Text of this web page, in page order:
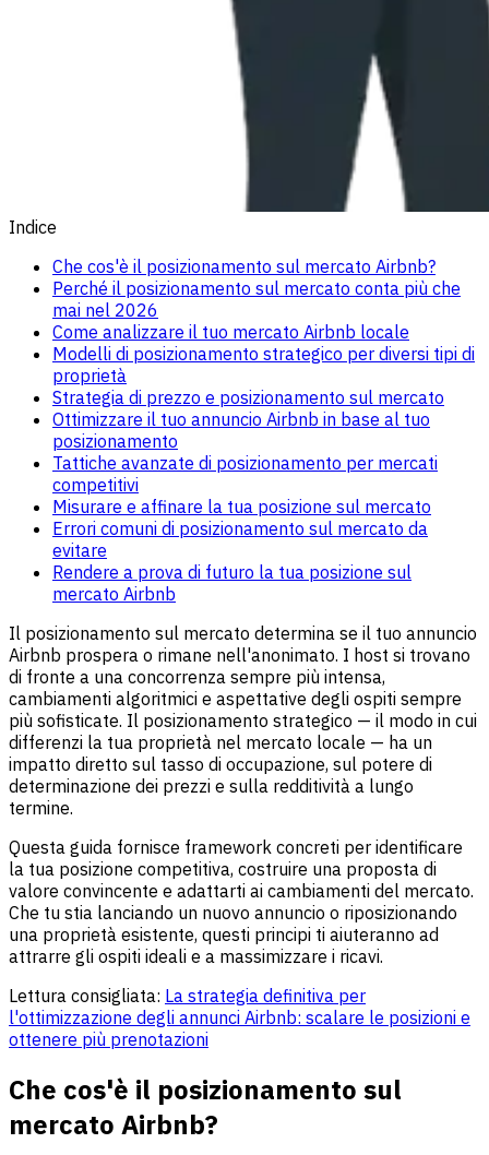
Indice
Che cos'è il posizionamento sul mercato Airbnb?
Perché il posizionamento sul mercato conta più che
mai nel 2026
Come analizzare il tuo mercato Airbnb locale
Modelli di posizionamento strategico per diversi tipi di
proprietà
Strategia di prezzo e posizionamento sul mercato
Ottimizzare il tuo annuncio Airbnb in base al tuo
posizionamento
Tattiche avanzate di posizionamento per mercati
competitivi
Misurare e affinare la tua posizione sul mercato
Errori comuni di posizionamento sul mercato da
evitare
Rendere a prova di futuro la tua posizione sul
mercato Airbnb
Il posizionamento sul mercato determina se il tuo annuncio
Airbnb prospera o rimane nell'anonimato. I host si trovano
di fronte a una concorrenza sempre più intensa,
cambiamenti algoritmici e aspettative degli ospiti sempre
più sofisticate. Il posizionamento strategico — il modo in cui
differenzi la tua proprietà nel mercato locale — ha un
impatto diretto sul tasso di occupazione, sul potere di
determinazione dei prezzi e sulla redditività a lungo
termine.
Questa guida fornisce framework concreti per identificare
la tua posizione competitiva, costruire una proposta di
valore convincente e adattarti ai cambiamenti del mercato.
Che tu stia lanciando un nuovo annuncio o riposizionando
una proprietà esistente, questi principi ti aiuteranno ad
attrarre gli ospiti ideali e a massimizzare i ricavi.
Lettura consigliata: La strategia definitiva per
l'ottimizzazione degli annunci Airbnb: scalare le posizioni e
ottenere più prenotazioni
Che cos'è il posizionamento sul
mercato Airbnb?